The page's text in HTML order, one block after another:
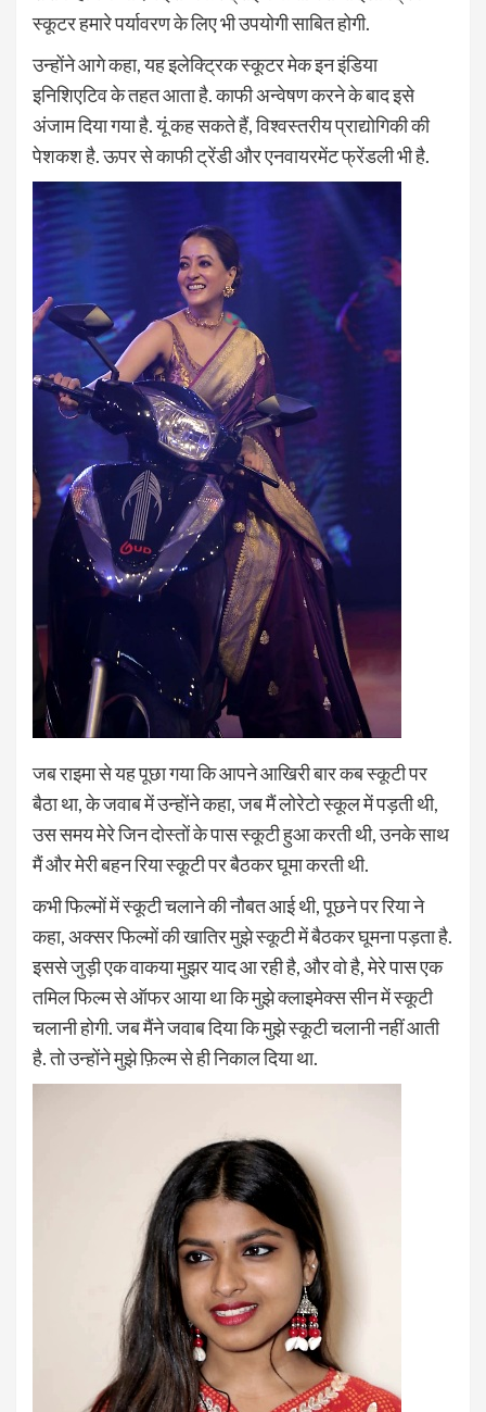
स्कूटर हमारे पर्यावरण के लिए भी उपयोगी साबित होगी.
उन्होंने आगे कहा, यह इलेक्ट्रिक स्कूटर मेक इन इंडिया
इनिशिएटिव के तहत आता है. काफी अन्वेषण करने के बाद इसे
अंजाम दिया गया है. यूं कह सकते हैं, विश्वस्तरीय प्राद्योगिकी की
पेशकश है. ऊपर से काफी ट्रेंडी और एनवायरमेंट फ्रेंडली भी है.
जब राइमा से यह पूछा गया कि आपने आखिरी बार कब स्कूटी पर
बैठा था, के जवाब में उन्होंने कहा, जब मैं लोरेटो स्कूल में पड़ती थी,
उस समय मेरे जिन दोस्तों के पास स्कूटी हुआ करती थी, उनके साथ
मैं और मेरी बहन रिया स्कूटी पर बैठकर घूमा करती थी.
कभी फिल्मों में स्कूटी चलाने की नौबत आई थी, पूछने पर रिया ने
कहा, अक्सर फिल्मों की खातिर मुझे स्कूटी में बैठकर घूमना पड़ता है.
इससे जुड़ी एक वाकया मुझर याद आ रही है, और वो है, मेरे पास एक
तमिल फिल्म से ऑफर आया था कि मुझे क्लाइमेक्स सीन में स्कूटी
चलानी होगी. जब मैंने जवाब दिया कि मुझे स्कूटी चलानी नहीं आती
है. तो उन्होंने मुझे फ़िल्म से ही निकाल दिया था.